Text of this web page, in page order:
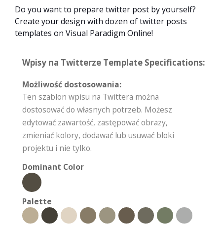
Do you want to prepare twitter post by yourself?
Create your design with dozen of twitter posts
templates on Visual Paradigm Online!
Wpisy na Twitterze Template Specifications:
Możliwość dostosowania:
Ten szablon wpisu na Twittera można
dostosować do własnych potrzeb. Możesz
edytować zawartość, zastępować obrazy,
zmieniać kolory, dodawać lub usuwać bloki
projektu i nie tylko.
Dominant Color
Palette